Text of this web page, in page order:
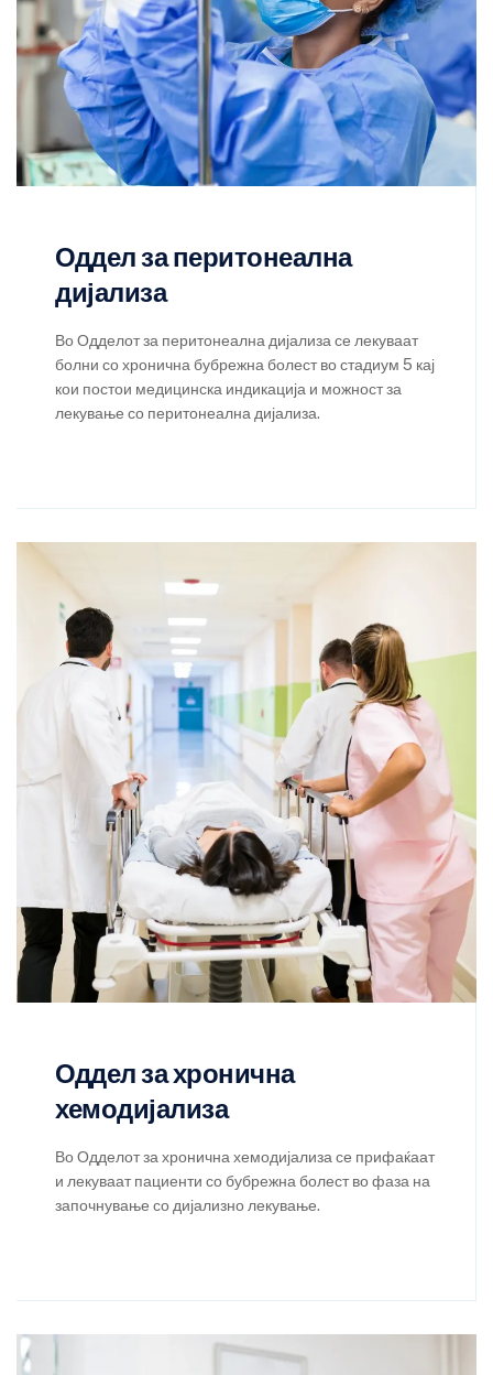
Оддел за перитонеална
дијализа
Во Одделот за перитонеална дијализа се лекуваат
болни со хронична бубрежна болест во стадиум 5 кај
кои постои медицинска индикација и можност за
лекување со перитонеална дијализа.
Оддел за хронична
хемодијализа
Во Одделот за хронична хемодијализа се прифаќаат
и лекуваат пациенти со бубрежна болест во фаза на
започнување со дијализно лекување.